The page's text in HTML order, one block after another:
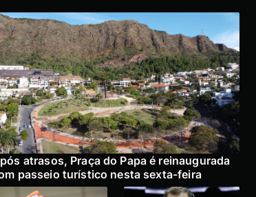
atrasos, Praça do Papa é reinaugurada
passeio turístico nesta sexta-feira